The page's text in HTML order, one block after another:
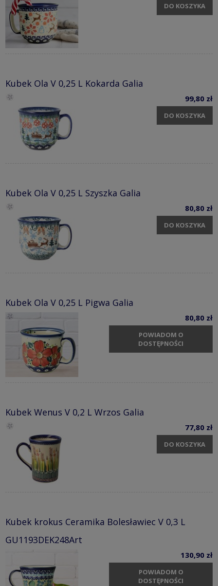
DO KOSZYKA
Kubek Ola V 0,25 L Kokarda Galia
99,80 zł
DO KOSZYKA
Kubek Ola V 0,25 L Szyszka Galia
80,80 zł
DO KOSZYKA
Kubek Ola V 0,25 L Pigwa Galia
80,80 zł
POWIADOM O
DOSTĘPNOŚCI
Kubek Wenus V 0,2 L Wrzos Galia
77,80 zł
DO KOSZYKA
Kubek krokus Ceramika Bolesławiec V 0,3 L
GU1193DEK248Art
130,90 zł
POWIADOM O
DOSTĘPNOŚCI